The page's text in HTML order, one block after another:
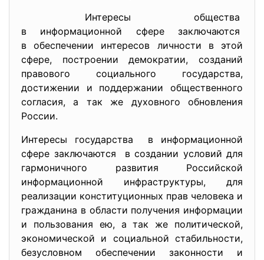
Интересы общества
в информационной сфере заключаются
в обеспечении интересов личности в этой
сфере, построении демократии, созданий
правового социального государства,
достижении и поддержании общественного
согласия, а так же духовного обновления
России.
Интересы государства в информационной
сфере заключаются в создании условий для
гармоничного развития Российской
информационной инфраструктуры, для
реализации конституционных прав человека и
гражданина в области получения информации
и пользования ею, а так же политической,
экономической и социальной стабильности,
безусловном обеспечении законности и